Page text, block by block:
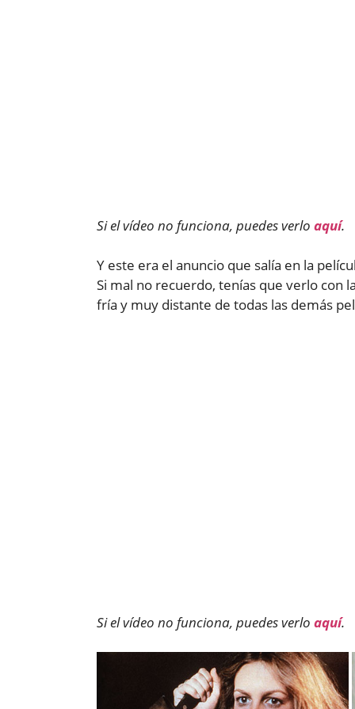
Si el vídeo no funciona, puedes verlo aquí.
Y este era el anuncio que salía en la
Si mal no recuerdo, tenías que verlo con
fría y muy distante de todas las demás
Si el vídeo no funciona, puedes verlo aquí.